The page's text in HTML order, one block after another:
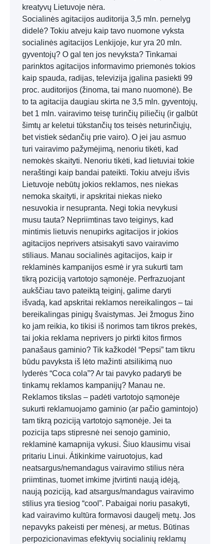
kreatyvų Lietuvoje nėra.
Socialinės agitacijos auditorija 3,5 mln. pernelyg
didelė? Tokiu atveju kaip tavo nuomone vyksta
socialinės agitacijos Lenkijoje, kur yra 20 mln.
gyventojų? O gal ten jos nevyksta? Tinkamai
parinktos agitacijos informavimo priemonės tokios
kaip spauda, radijas, televizija įgalina pasiekti 99
proc. auditorijos (žinoma, tai mano nuomonė). Be
to ta agitacija daugiau skirta ne 3,5 mln. gyventojų,
bet 1 mln. vairavimo teisę turinčių piliečių (ir galbūt
šimtų ar keletui tūkstančių tos teisės neturinčiųjų,
bet vistiek sėdančių prie vairo). O jei jau asmuo
turi vairavimo pažymėjimą, nenoriu tikėti, kad
nemokės skaityti. Nenoriu tikėti, kad lietuviai tokie
neraštingi kaip bandai pateikti. Tokiu atveju išvis
Lietuvoje nebūtų jokios reklamos, nes niekas
nemoka skaityti, ir apskritai niekas nieko
nesuvokia ir nesupranta. Negi tokia nevykusi
musu tauta? Nepriimtinas tavo teiginys, kad
mintimis lietuvis nenupirks agitacijos ir jokios
agitacijos neprivers atsisakyti savo vairavimo
stiliaus. Manau socialinės agitacijos, kaip ir
reklaminės kampanijos esmė ir yra sukurti tam
tikrą poziciją vartotojo sąmonėje. Perfrazuojant
aukščiau tavo pateiktą teiginį, galime daryti
išvadą, kad apskritai reklamos nereikalingos – tai
bereikalingas pinigų švaistymas. Jei žmogus žino
ko jam reikia, ko tikisi iš norimos tam tikros prekės,
tai jokia reklama neprivers jo pirkti kitos firmos
panašaus gaminio? Tik kažkodėl “Pepsi” tam tikru
būdu pavyksta iš lėto mažinti atsilikimą nuo
lyderės “Coca cola”? Ar tai pavyko padaryti be
tinkamų reklamos kampanijų? Manau ne.
Reklamos tikslas – padėti vartotojo sąmonėje
sukurti reklamuojamo gaminio (ar pačio gamintojo)
tam tikrą poziciją vartotojo sąmonėje. Jei ta
pozicija taps stipresnė nei senojo gaminio,
reklaminė kamapnija vykusi. Šiuo klausimu visai
pritariu Linui. Átikinkime vairuotojus, kad
neatsargus/nemandagus vairavimo stilius nėra
priimtinas, tuomet imkime įtvirtinti naują idėją,
naują poziciją, kad atsargus/mandagus vairavimo
stilius yra tiesiog “cool”. Pabaigai noriu pasakyti,
kad vairavimo kultūra formavosi daugelį metų. Jos
nepavyks pakeisti per mėnesį, ar metus. Būtinas
perpozicionavimas efektyvių socialinių reklamų